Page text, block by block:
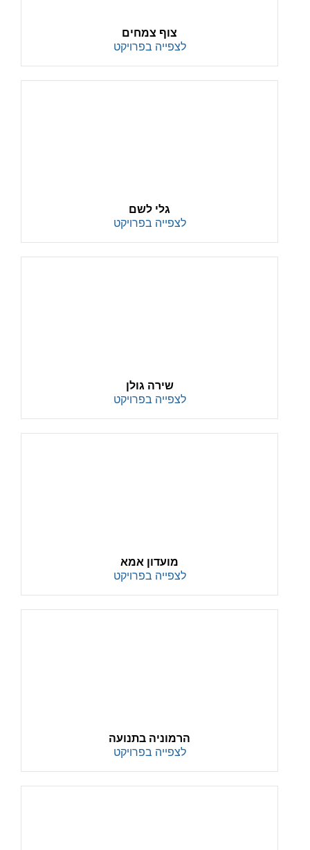
צוף צמחים
לצפייה בפרויקט
גלי לשם
לצפייה בפרויקט
שירה גולן
לצפייה בפרויקט
מועדון אמא
לצפייה בפרויקט
הרמוניה בתנועה
לצפייה בפרויקט